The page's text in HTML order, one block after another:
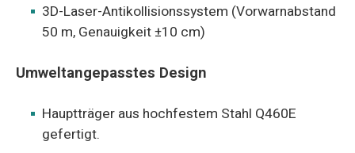
3D-Laser-Antikollisionssystem (Vorwarnabstand
50 m, Genauigkeit ±10 cm)
Umweltangepasstes Design
Hauptträger aus hochfestem Stahl Q460E
gefertigt.